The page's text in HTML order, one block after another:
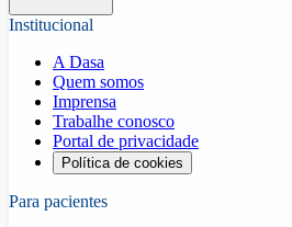
Institucional
A Dasa
Quem somos
Imprensa
Trabalhe conosco
Portal de privacidade
Política de cookies
Para pacientes